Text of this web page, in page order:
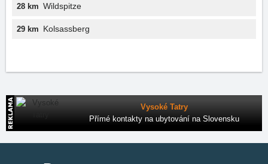
28 km Wildspitze
29 km Kolsassberg
Vysoké Tatry
Přímé kontakty na ubytování na Slovensku